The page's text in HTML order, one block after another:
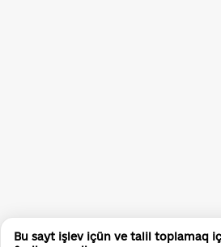
Bu sayt işlev içün ve talil toplamaq